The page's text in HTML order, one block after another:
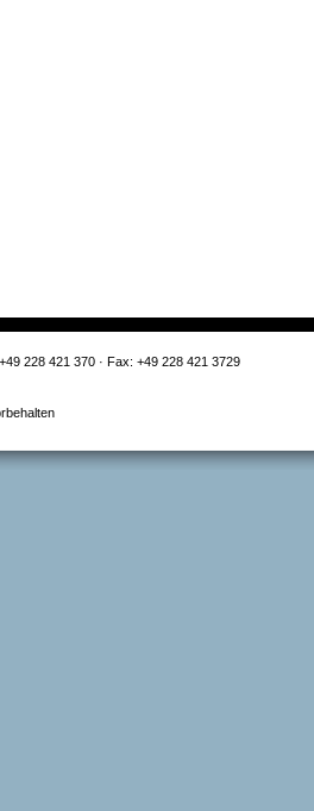
228 421 370 · Fax: +49 228 421 3729